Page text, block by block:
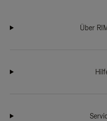
Über